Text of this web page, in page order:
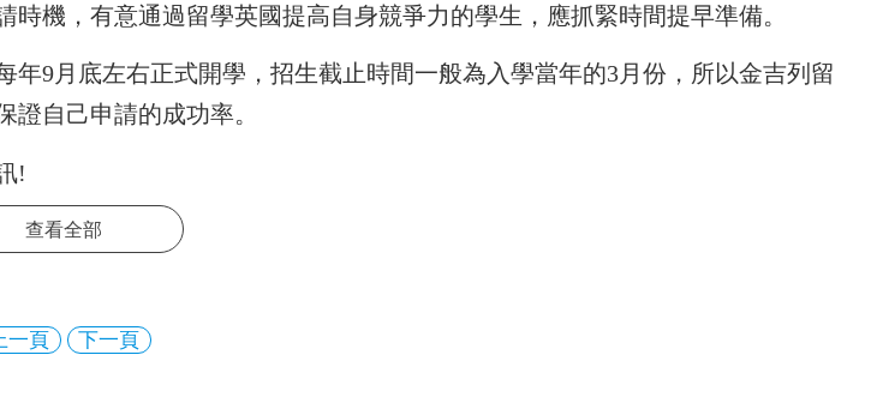
機，有意通過留學英國提高自身競爭力的學生，應抓緊時間提早準備。
9月底左右正式開學，招生截止時間一般為入學當年的3月份，所以金吉列留
自己申請的成功率。
!
查看全部
上一頁 下一頁